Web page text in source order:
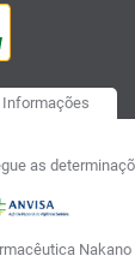
Informações
as
Nakano